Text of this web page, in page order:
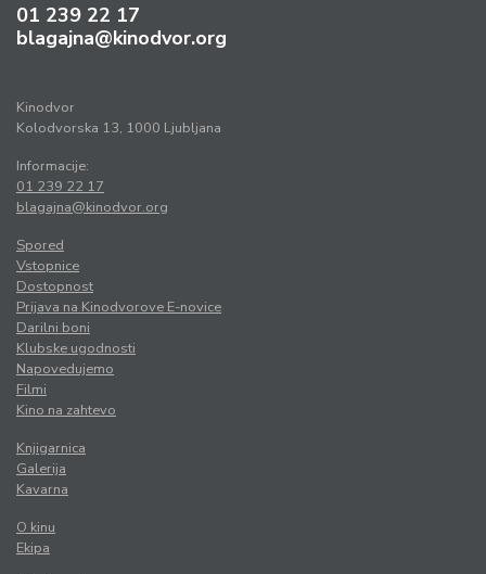
01 239 22 17
blagajna@kinodvor.org
Kinodvor
Kolodvorska 13, 1000 Ljubljana
Informacije:
01 239 22 17
blagajna@kinodvor.org
Spored
Vstopnice
Dostopnost
Prijava na Kinodvorove E-novice
Darilni boni
Klubske ugodnosti
Napovedujemo
Filmi
Kino na zahtevo
Knjigarnica
Galerija
Kavarna
O kinu
Ekipa